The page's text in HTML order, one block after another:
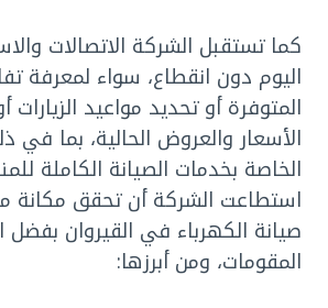
كما تستقبل الشركة الاتصالات
اليوم دون انقطاع، سواء لمعرفة
المتوفرة أو تحديد مواعيد الزيارات
الأسعار والعروض الحالية، بما في
الخاصة بخدمات الصيانة الكاملة
استطاعت الشركة أن تحقق مكانة
صيانة الكهرباء في القيروان بفضل
المقومات، ومن أبرزها: